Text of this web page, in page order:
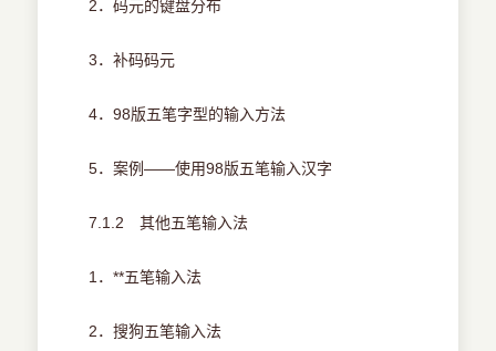
2．码元的键盘分布
3．补码码元
4．98版五笔字型的输入方法
5．案例——使用98版五笔输入汉字
7.1.2 其他五笔输入法
1．**五笔输入法
2．搜狗五笔输入法